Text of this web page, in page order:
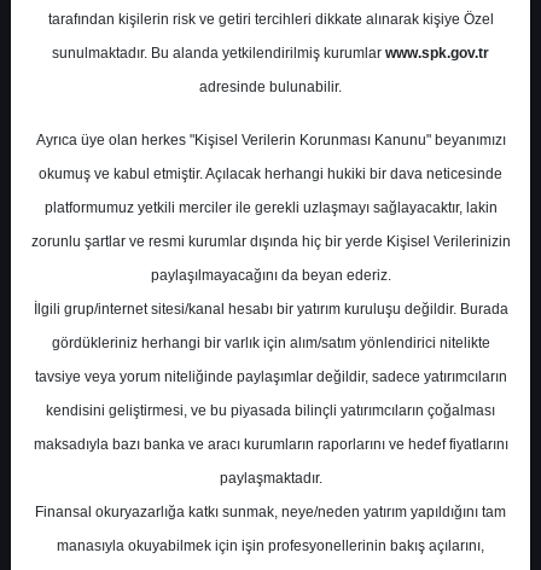
Raporu
A- A+
Gedik Yatırımın Aksa Enerji için hedef fiyatı
48,14 TL, tavsiyesi ise 'Endeks Üstü Getiri'
tarafından kişilerin risk ve getiri tercihleri dikkate alınarak kişiye Özel
sunulmaktadır. Bu alanda yetkilendirilmiş kurumlar www.spk.gov.tr
adresinde bulunabilir.
Ayrıca üye olan herkes "Kişisel Verilerin Korunması Kanunu" beyanımızı
okumuş ve kabul etmiştir. Açılacak herhangi hukiki bir dava neticesinde
platformumuz yetkili merciler ile gerekli uzlaşmayı sağlayacaktır, lakin
zorunlu şartlar ve resmi kurumlar dışında hiç bir yerde Kişisel Verilerinizin
paylaşılmayacağını da beyan ederiz.
İlgili grup/internet sitesi/kanal hesabı bir yatırım kuruluşu değildir. Burada
gördükleriniz herhangi bir varlık için alım/satım yönlendirici nitelikte
tavsiye veya yorum niteliğinde paylaşımlar değildir, sadece yatırımcıların
kendisini geliştirmesi, ve bu piyasada bilinçli yatırımcıların çoğalması
maksadıyla bazı banka ve aracı kurumların raporlarını ve hedef fiyatlarını
paylaşmaktadır.
Finansal okuryazarlığa katkı sunmak, neye/neden yatırım yapıldığını tam
manasıyla okuyabilmek için işin profesyonellerinin bakış açılarını,